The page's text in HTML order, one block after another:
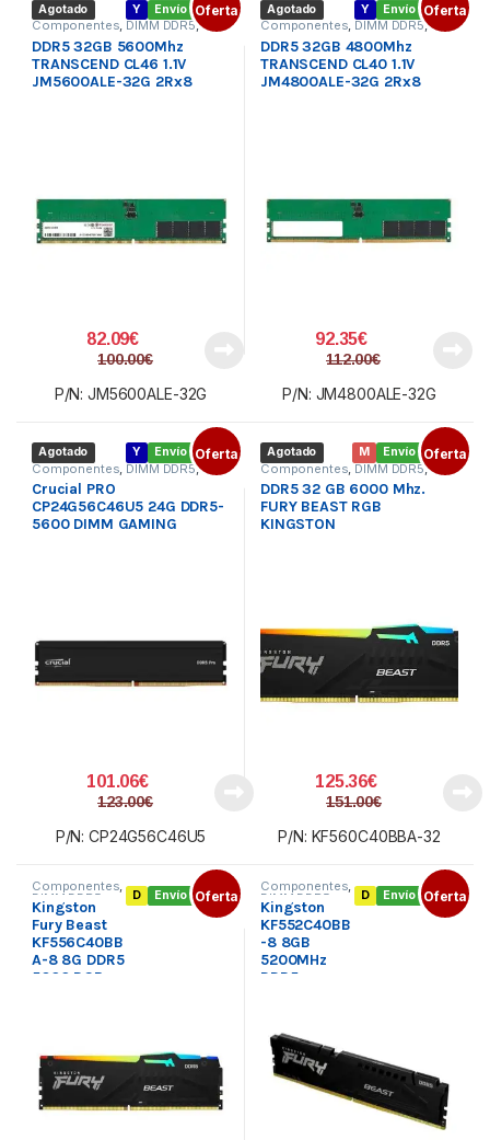
Envío gratis
Y
Agotado Oferta
Componentes,DIMM DDR5,
Memoria PC
DDR5 32GB 5600Mhz
TRANSCEND CL46 1.1V
JM5600ALE-32G 2Rx8
82.09€
100.00€
P/N: JM5600ALE-32G
Envío gratis
Y
Agotado Oferta
Componentes,DIMM DDR5,
Memoria PC
DDR5 32GB 4800Mhz
TRANSCEND CL40 1.1V
JM4800ALE-32G 2Rx8
92.35€
112.00€
P/N: JM4800ALE-32G
Envío gratis
Y
Agotado Oferta
Componentes ,DIMM DDR5,
Memoria PC
Crucial PRO
CP24G56C46U5 24G DDR5-
5600 DIMM GAMING
101.06€
123.00€
P/N: CP24G56C46U5
Envío gratis
M
Agotado Oferta
Componentes ,DIMM DDR5,
Memoria PC
DDR5 32 GB 6000 Mhz.
FURY BEAST RGB
KINGSTON
125.36€
151.00€
P/N: KF560C40BBA-32
Envío gratis
D Oferta
Componentes,
DIMM DDR5
Memoria PC
Kingston
Fury Beast
KF556C40BB
A-8 8G DDR5
5600 RGB
Envío gratis
D Oferta
Componentes,
DIMM DDR5
Memoria PC
Kingston
KF552C40BB
-8 8GB
5200MHz
DDR5